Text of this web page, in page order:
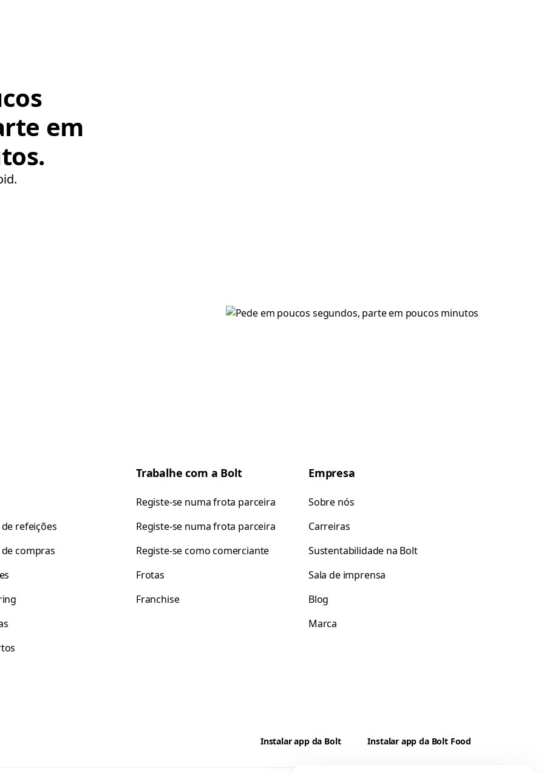
em
refeições
compras
Trabalhe com a Bolt
Registe-se numa frota parceira
Registe-se numa frota parceira
Registe-se como comerciante
Frotas
Franchise
Empresa
Sobre nós
Carreiras
Sustentabilidade na Bolt
Sala de imprensa
Blog
Marca
Instalar app da Bolt Instalar app da Bolt Food